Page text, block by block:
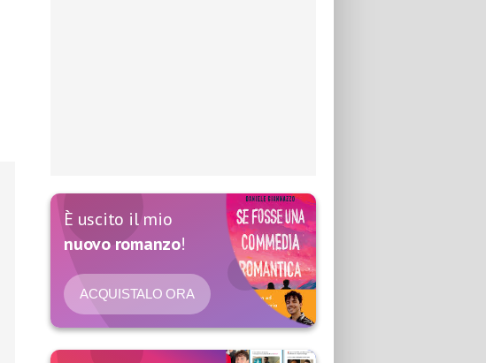
È uscito il mio
nuovo romanzo!
ACQUISTALO ORA